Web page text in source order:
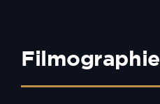
Filmographie